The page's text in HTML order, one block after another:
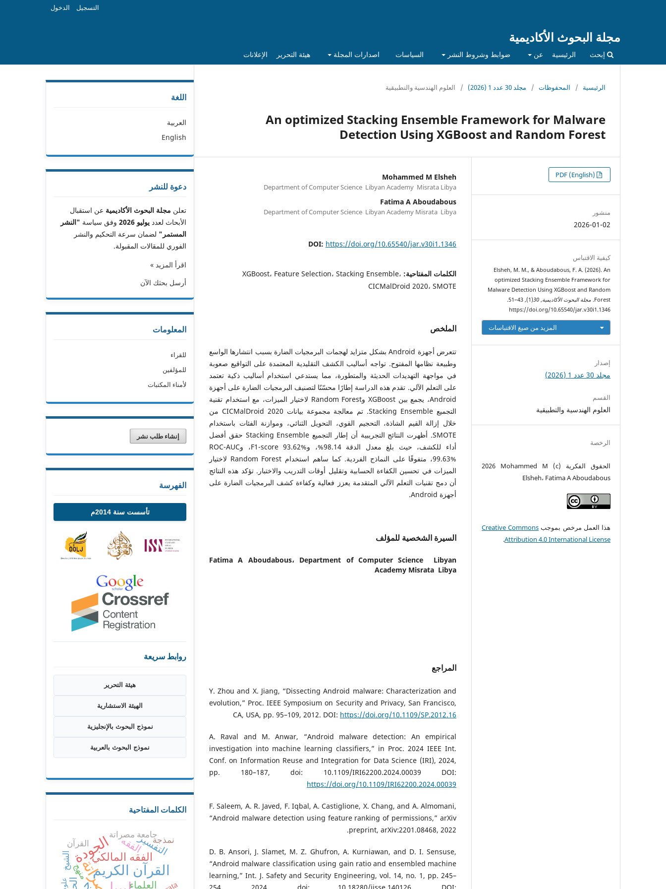
مجلة البحوث الأكاديمية
الرئيسية عن ضوابط وشروط النشر السياسات اصدارات المجلة هيئة التحرير الإعلانات إبحث
التسجيل الدخول
الرئيسية / المحفوظات / مجلد 30 عدد 1 (2026) / العلوم الهندسية والتطبيقية
An optimized Stacking Ensemble Framework for Malware
Detection Using XGBoost and Random Forest
Mohammed M Elsheh
Department of Computer Science Libyan Academy Misrata Libya
Fatima A Aboudabous
Department of Computer Science Libyan Academy Misrata Libya
DOI: https://doi.org/10.65540/jar.v30i1.1346
الكلمات المفتاحية: XGBoost، Feature Selection، Stacking Ensemble،
CICMalDroid 2020، SMOTE
الملخص
تتعرض أجهزة Android بشكل متزايد لهجمات البرمجيات الضارة بسبب انتشارها الواسع
وطبيعة نظامها المفتوح. تواجه أساليب الكشف التقليدية المعتمدة على التواقيع صعوبة
في مواجهة التهديدات الحديثة والمتطورة، مما يستدعي استخدام أساليب ذكية تعتمد
على التعلم الآلي. تقدم هذه الدراسة إطارًا محسّنًا لتصنيف البرمجيات الضارة على أجهزة
Android، يجمع بين XGBoost وRandom Forest لاختيار الميزات، مع استخدام تقنية
التجميع Stacking Ensemble. تم معالجة مجموعة بيانات CICMalDroid 2020 من
خلال إزالة القيم الشاذة، التحجيم القوي، التحويل الثنائي، وموازنة الفئات باستخدام
SMOTE. أظهرت النتائج التجريبية أن إطار التجميع Stacking Ensemble حقق أفضل
أداء للكشف، حيث بلغ معدل الدقة 98.14%، وF1-score 93.62%، وROC-AUC
99.63%، متفوقًا على النماذج الفردية. كما ساهم استخدام Random Forest لاختيار
الميزات في تحسين الكفاءة الحسابية وتقليل أوقات التدريب والاختبار. تؤكد هذه النتائج
أن دمج تقنيات التعلم الآلي المتقدمة يعزز فعالية وكفاءة كشف البرمجيات الضارة على
أجهزة Android.
السيرة الشخصية للمؤلف
Fatima A Aboudabous، Department of Computer Science Libyan
Academy Misrata Libya
المراجع
Y. Zhou and X. Jiang, “Dissecting Android malware: Characterization and
evolution,” Proc. IEEE Symposium on Security and Privacy, San Francisco,
CA, USA, pp. 95–109, 2012. DOI: https://doi.org/10.1109/SP.2012.16
A. Raval and M. Anwar, “Android malware detection: An empirical
investigation into machine learning classifiers,” in Proc. 2024 IEEE Int.
Conf. on Information Reuse and Integration for Data Science (IRI), 2024,
pp. 180–187, doi: 10.1109/IRI62200.2024.00039 DOI:
https://doi.org/10.1109/IRI62200.2024.00039
F. Saleem, A. R. Javed, F. Iqbal, A. Castiglione, X. Chang, and A. Almomani,
“Android malware detection using feature ranking of permissions,” arXiv
preprint, arXiv:2201.08468, 2022.
D. B. Ansori, J. Slamet, M. Z. Ghufron, A. Kurniawan, and D. I. Sensuse,
“Android malware classification using gain ratio and ensembled machine
learning,” Int. J. Safety and Security Engineering, vol. 14, no. 1, pp. 245–
التنزيلات
منشور
2026-01-02
كيفية الاقتباس
Elsheh, M. M., & Aboudabous, F. A. (2026). An
optimized Stacking Ensemble Framework for
Malware Detection Using XGBoost and Random
Forest. مجلة البحوث الأكاديمية,
30
(1), 43–51.
https://doi.org/10.65540/jar.v30i1.1346
المزيد من صيغ الاقتباسات
إصدار
مجلد 30 عدد 1 (2026)
القسم
العلوم الهندسية والتطبيقية
الرخصة
الحقوق الفكرية (c) 2026 Mohammed M
Elsheh، Fatima A Aboudabous
هذا العمل مرخص بموجب Creative Commons
Attribution 4.0 International License
.
اللغة
العربية
English
دعوة للنشر
تعلن مجلة البحوث الأكاديمية عن استقبال
الأبحاث لعدد يوليو 2026 وفق سياسة "النشر
المستمر" لضمان سرعة التحكيم والنشر
الفوري للمقالات المقبولة.
اقرأ المزيد »
أرسل بحثك الآن
المعلومات
للقراء
للمؤلفين
لأمناء المكتبات
إنشاء طلب نشر
الفهرسة
تأسست سنة 2014م
روابط سريعة
هيئة التحرير
الهيئة الاستشارية
نموذج البحوث بالإنجليزية
نموذج البحوث بالعربية
الكلمات المفتاحية
القرآن الكريم
الجودةالفقه المالكيالتفسير
العلماء
الفقه
جامعة مصراتة
منهج
الشيخ
القرآن نمذجة